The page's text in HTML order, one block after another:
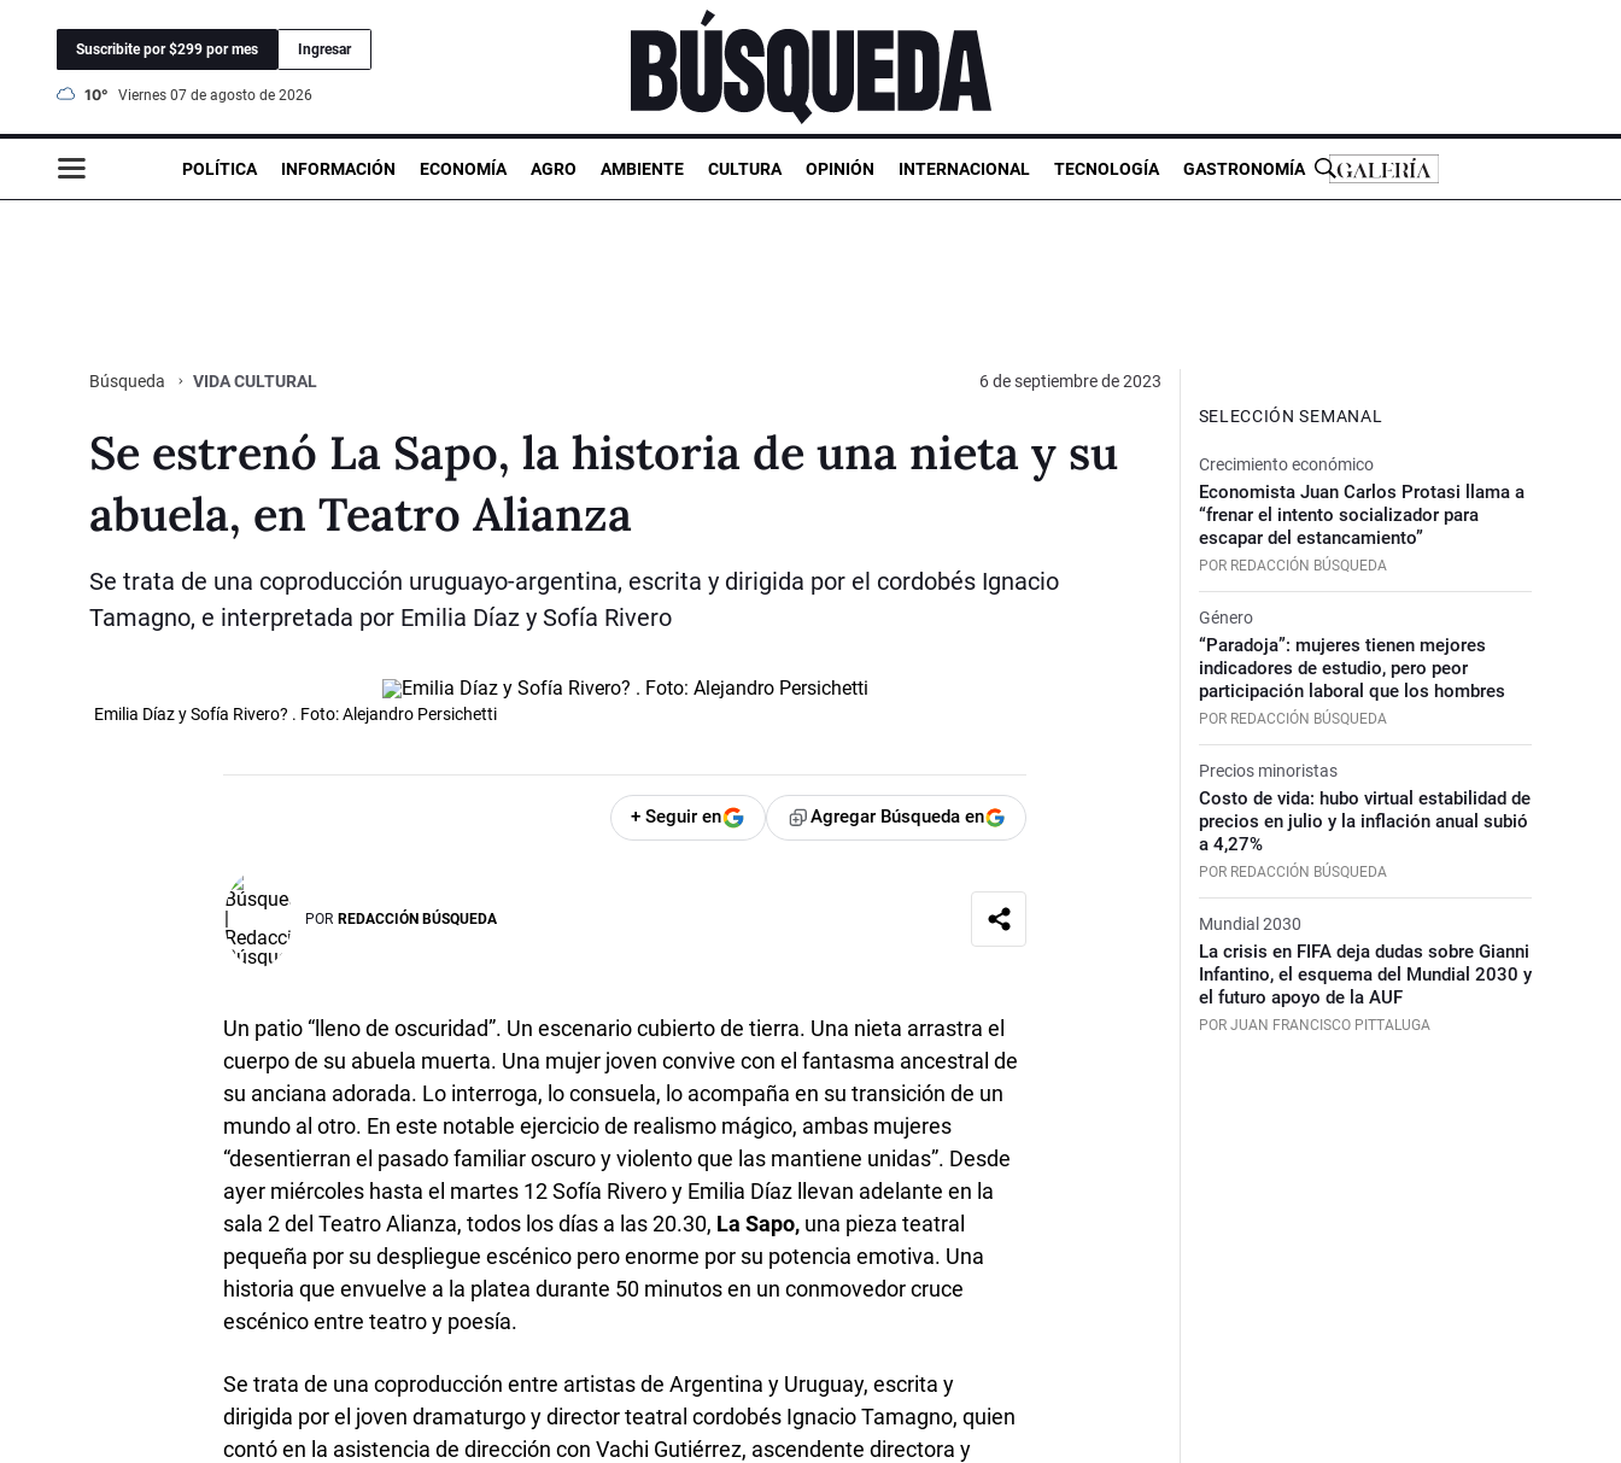
Suscribite por $299 por mes Ingresar
10° viernes 07 de agosto de 2026
POLÍTICA INFORMACIÓN ECONOMÍA AGRO AMBIENTE CULTURA OPINIÓN INTERNACIONAL TECNOLOGÍA GASTRONOMÍA
Búsqueda VIDA CULTURAL 6 de septiembre de 2023
Se estrenó La Sapo, la historia de una nieta y su
abuela, en Teatro Alianza
Se trata de una coproducción uruguayo-argentina, escrita y dirigida por el cordobés Ignacio
Tamagno, e interpretada por Emilia Díaz y Sofía Rivero
Emilia Díaz y Sofía Rivero? . Foto: Alejandro Persichetti
+ Seguir en Agregar Búsqueda en
POR REDACCIÓN BÚSQUEDA
Un patio “lleno de oscuridad”. Un escenario cubierto de tierra. Una nieta arrastra el
cuerpo de su abuela muerta. Una mujer joven convive con el fantasma ancestral de
su anciana adorada. Lo interroga, lo consuela, lo acompaña en su transición de un
mundo al otro. En este notable ejercicio de realismo mágico, ambas mujeres
“desentierran el pasado familiar oscuro y violento que las mantiene unidas”. Desde
ayer miércoles hasta el martes 12 Sofía Rivero y Emilia Díaz llevan adelante en la
sala 2 del Teatro Alianza, todos los días a las 20.30, La Sapo, una pieza teatral
pequeña por su despliegue escénico pero enorme por su potencia emotiva. Una
historia que envuelve a la platea durante 50 minutos en un conmovedor cruce
escénico entre teatro y poesía.
Se trata de una coproducción entre artistas de Argentina y Uruguay, escrita y
dirigida por el joven dramaturgo y director teatral cordobés Ignacio Tamagno, quien
contó en la asistencia de dirección con Vachi Gutiérrez, ascendente directora y
SELECCIÓN SEMANAL
Crecimiento económico
Economista Juan Carlos Protasi llama a
“frenar el intento socializador para
escapar del estancamiento”
POR REDACCIÓN BÚSQUEDA
Género
“Paradoja”: mujeres tienen mejores
indicadores de estudio, pero peor
participación laboral que los hombres
POR REDACCIÓN BÚSQUEDA
Precios minoristas
Costo de vida: hubo virtual estabilidad de
precios en julio y la inflación anual subió
a 4,27%
POR REDACCIÓN BÚSQUEDA
Mundial 2030
La crisis en FIFA deja dudas sobre Gianni
Infantino, el esquema del Mundial 2030 y
el futuro apoyo de la AUF
POR JUAN FRANCISCO PITTALUGA